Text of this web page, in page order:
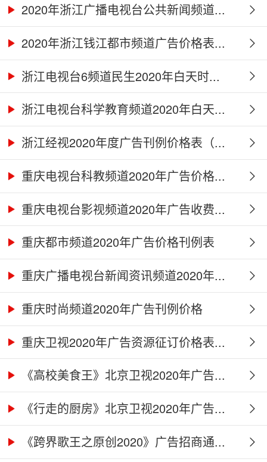
2020年浙江广播电视台公共新闻频道...
2020年浙江钱江都市频道广告价格表...
浙江电视台6频道民生2020年白天时...
浙江电视台科学教育频道2020年白天...
浙江经视2020年度广告刊例价格表（...
重庆电视台科教频道2020年广告价格...
重庆电视台影视频道2020年广告收费...
重庆都市频道2020年广告价格刊例表
重庆广播电视台新闻资讯频道2020年...
重庆时尚频道2020年广告刊例价格
重庆卫视2020年广告资源征订价格表...
《高校美食王》北京卫视2020年广告...
《行走的厨房》北京卫视2020年广告...
《跨界歌王之原创2020》广告招商通...